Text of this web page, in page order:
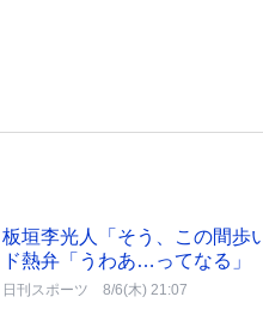
板垣李光人「そう、この間歩
ド熱弁「うわあ…ってなる」
日刊スポーツ 8/6(木) 21:07